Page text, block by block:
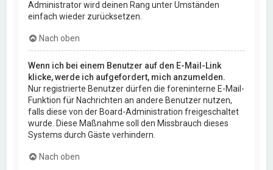
Administrator wird deinen Rang unter Umständen
einfach wieder zurücksetzen.
Nach oben
Wenn ich bei einem Benutzer auf den E-Mail-Link
klicke, werde ich aufgefordert, mich anzumelden.
Nur registrierte Benutzer dürfen die foreninterne E-Mail-
Funktion für Nachrichten an andere Benutzer nutzen,
falls diese von der Board-Administration freigeschaltet
wurde. Diese Maßnahme soll den Missbrauch dieses
Systems durch Gäste verhindern.
Nach oben